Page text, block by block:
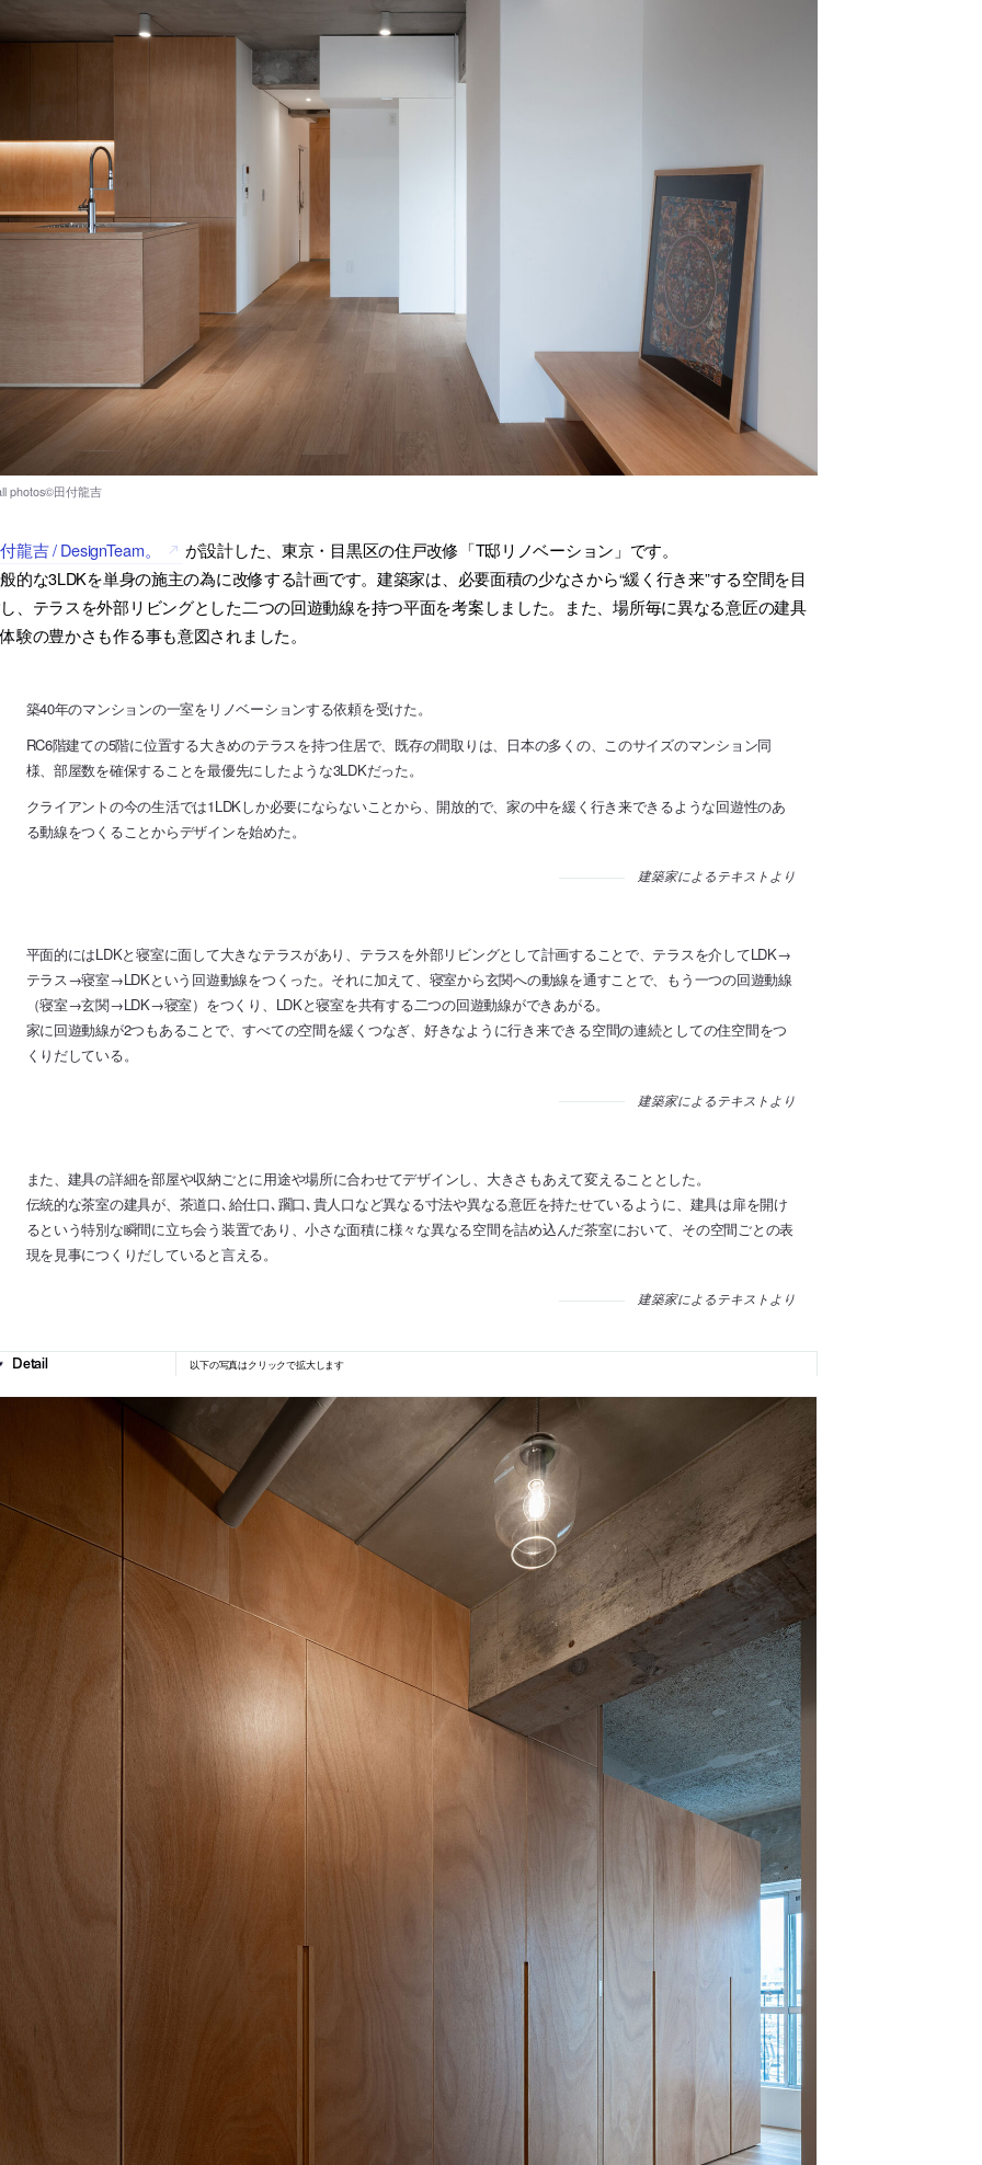
龍吉 / DesignTeam。
が設計した、東京・目黒区の住戸改修「T邸リノベーション」です。
的な3LDKを単身の施主の為に改修する計画です。建築家は、必要面積の少なさから“緩く行き来”する空間を目
、テラスを外部リビングとした二つの回遊動線を持つ平面を考案しました。また、場所毎に異なる意匠の建具
験の豊かさも作る事も意図されました。
築40年のマンションの一室をリノベーションする依頼を受けた。
RC6階建ての5階に位置する大きめのテラスを持つ住居で、既存の間取りは、日本の多くの、このサイズのマンション同
様、部屋数を確保することを最優先にしたような3LDKだった。
クライアントの今の生活では1LDKしか必要にならないことから、開放的で、家の中を緩く行き来できるような回遊性のあ
る動線をつくることからデザインを始めた。
建築家によるテキストより
平面的にはLDKと寝室に面して大きなテラスがあり、テラスを外部リビングとして計画することで、テラスを介してLDK→
テラス→寝室→LDKという回遊動線をつくった。それに加えて、寝室から玄関への動線を通すことで、もう一つの回遊動線
（寝室→玄関→LDK→寝室）をつくり、LDKと寝室を共有する二つの回遊動線ができあがる。
家に回遊動線が2つもあることで、すべての空間を緩くつなぎ、好きなように行き来できる空間の連続としての住空間をつ
くりだしている。
建築家によるテキストより
また、建具の詳細を部屋や収納ごとに用途や場所に合わせてデザインし、大きさもあえて変えることとした。
伝統的な茶室の建具が、茶道口､給仕口､躙口､貴人口など異なる寸法や異なる意匠を持たせているように、建具は扉を開け
るという特別な瞬間に立ち会う装置であり、小さな面積に様々な異なる空間を詰め込んだ茶室において、その空間ごとの表
現を見事につくりだしていると言える。
建築家によるテキストより
以下の写真はクリックで拡大します